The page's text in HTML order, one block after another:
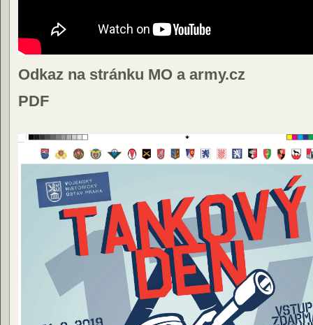
Odkaz na stránku MO a army.cz
PDF